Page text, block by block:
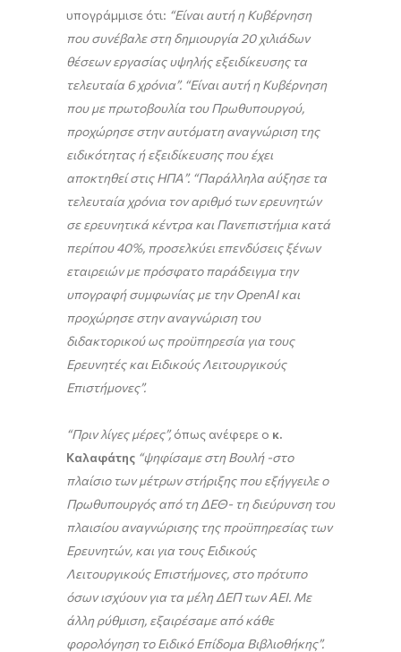
υπογράμμισε ότι: “Είναι αυτή η Κυβέρνηση
που συνέβαλε στη δημιουργία 20 χιλιάδων
θέσεων εργασίας υψηλής εξειδίκευσης τα
τελευταία 6 χρόνια”. “Είναι αυτή η Κυβέρνηση
που με πρωτοβουλία του Πρωθυπουργού,
προχώρησε στην αυτόματη αναγνώριση της
ειδικότητας ή εξειδίκευσης που έχει
αποκτηθεί στις ΗΠΑ”. “Παράλληλα αύξησε τα
τελευταία χρόνια τον αριθμό των ερευνητών
σε ερευνητικά κέντρα και Πανεπιστήμια κατά
περίπου 40%, προσελκύει επενδύσεις ξένων
εταιρειών με πρόσφατο παράδειγμα την
υπογραφή συμφωνίας με τηνOpenAIκαι
προχώρησε στην αναγνώριση του
διδακτορικού ως προϋπηρεσία για τους
Ερευνητές και Ειδικούς Λειτουργικούς
Επιστήμονες”.
“Πριν λίγες μέρες”,όπως ανέφερε ο κ.
Καλαφάτης “ψηφίσαμε στη Βουλή -στο
πλαίσιο των μέτρων στήριξης που εξήγγειλε ο
Πρωθυπουργός από τη ΔΕΘ- τη διεύρυνση του
πλαισίου αναγνώρισης της προϋπηρεσίας των
Ερευνητών, και για τους Ειδικούς
Λειτουργικούς Επιστήμονες, στο πρότυπο
όσων ισχύουν για τα μέλη ΔΕΠ των ΑΕΙ. Με
άλλη ρύθμιση, εξαιρέσαμε από κάθε
φορολόγηση το Ειδικό Επίδομα Βιβλιοθήκης”.